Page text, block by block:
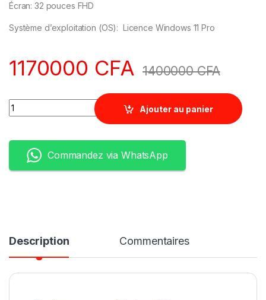
Écran: 32 pouces FHD
Système d’exploitation (OS): Licence Windows 11 Pro
1170000 CFA 1400000CFA
Quantity
Ajouter au panier
Commandez via WhatsApp
Description Commentaires